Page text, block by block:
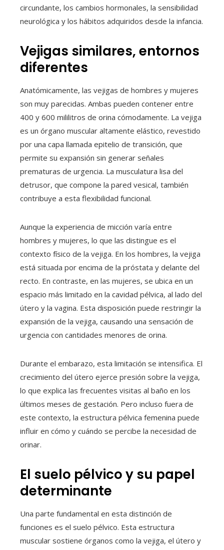
circundante, los cambios hormonales, la sensibilidad
neurológica y los hábitos adquiridos desde la infancia.
Vejigas similares, entornos
diferentes
Anatómicamente, las vejigas de hombres y mujeres
son muy parecidas. Ambas pueden contener entre
400 y 600 mililitros de orina cómodamente. La vejiga
es un órgano muscular altamente elástico, revestido
por una capa llamada epitelio de transición, que
permite su expansión sin generar señales
prematuras de urgencia. La musculatura lisa del
detrusor, que compone la pared vesical, también
contribuye a esta flexibilidad funcional.
Aunque la experiencia de micción varía entre
hombres y mujeres, lo que las distingue es el
contexto físico de la vejiga. En los hombres, la vejiga
está situada por encima de la próstata y delante del
recto. En contraste, en las mujeres, se ubica en un
espacio más limitado en la cavidad pélvica, al lado del
útero y la vagina. Esta disposición puede restringir la
expansión de la vejiga, causando una sensación de
urgencia con cantidades menores de orina.
Durante el embarazo, esta limitación se intensifica. El
crecimiento del útero ejerce presión sobre la vejiga,
lo que explica las frecuentes visitas al baño en los
últimos meses de gestación. Pero incluso fuera de
este contexto, la estructura pélvica femenina puede
influir en cómo y cuándo se percibe la necesidad de
orinar.
El suelo pélvico y su papel
determinante
Una parte fundamental en esta distinción de
funciones es el suelo pélvico. Esta estructura
muscular sostiene órganos como la vejiga, el útero y